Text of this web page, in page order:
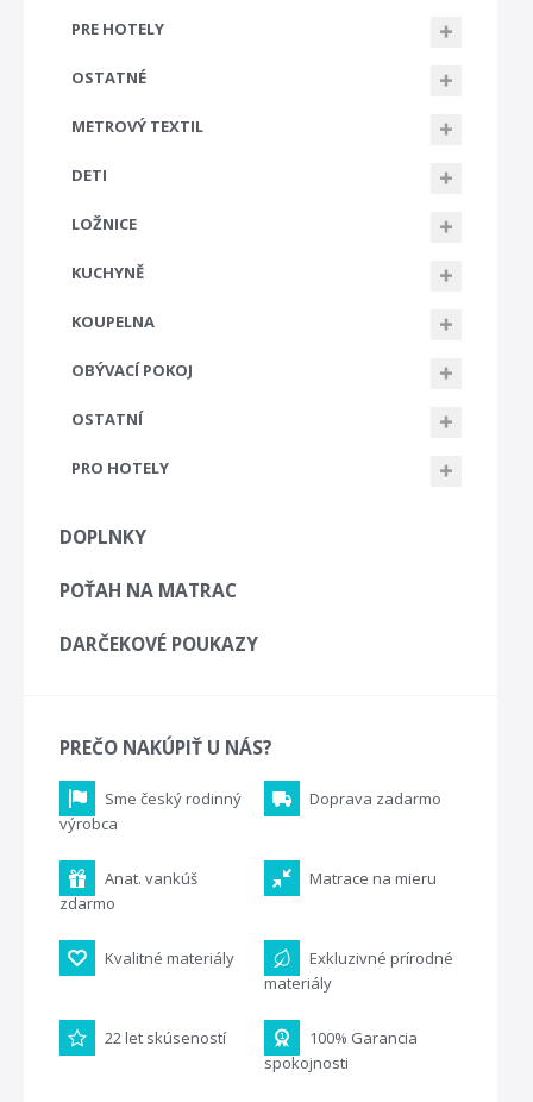
PRE HOTELY
OSTATNÉ
METROVÝ TEXTIL
DETI
LOŽNICE
KUCHYNĚ
KOUPELNA
OBÝVACÍ POKOJ
OSTATNÍ
PRO HOTELY
DOPLNKY
POŤAH NA MATRAC
DARČEKOVÉ POUKAZY
PREČO NAKÚPIŤ U NÁS?
Sme český rodinný
výrobca
Doprava zadarmo
Anat. vankúš
zdarmo
Matrace na mieru
Kvalitné materiály
Exkluzivné prírodné
materiály
22 let skúseností
100% Garancia
spokojnosti